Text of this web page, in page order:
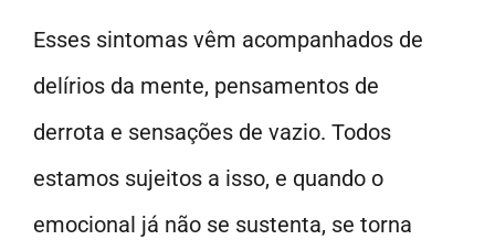
Esses sintomas vêm acompanhados de
delírios da mente, pensamentos de
derrota e sensações de vazio. Todos
estamos sujeitos a isso, e quando o
emocional já não se sustenta, se torna